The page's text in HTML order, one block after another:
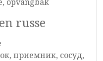
russe
приемник, сосуд,